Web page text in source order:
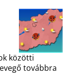
közötti
továbbra